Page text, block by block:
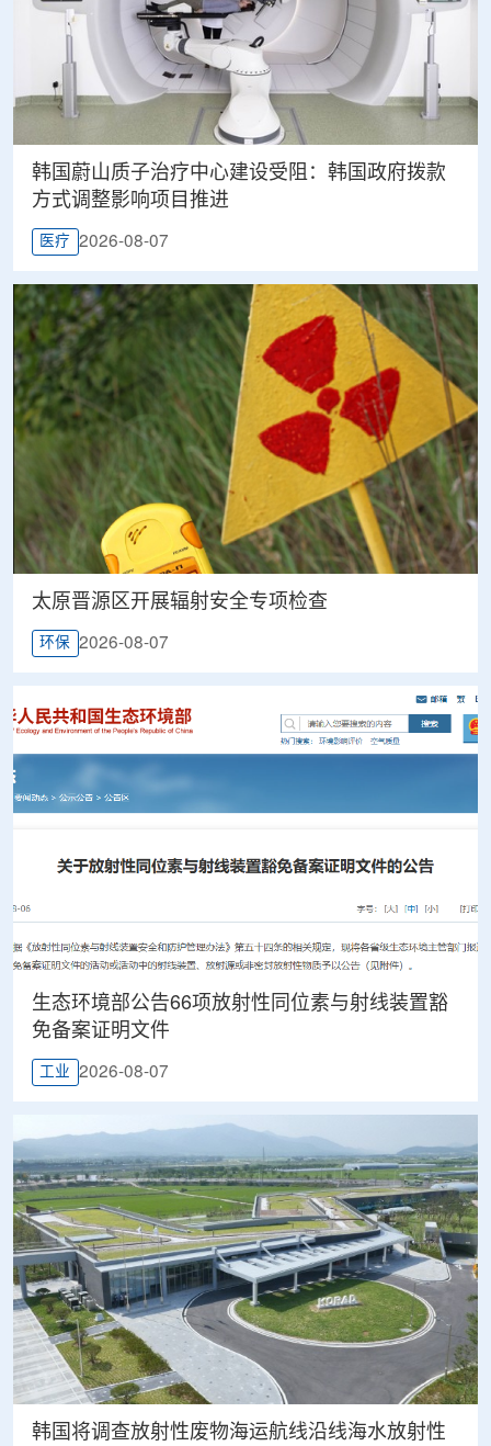
韩国蔚山质子治疗中心建设受阻：韩国政府拨款
方式调整影响项目推进
医疗 2026-08-07
太原晋源区开展辐射安全专项检查
环保 2026-08-07
生态环境部公告66项放射性同位素与射线装置豁
免备案证明文件
工业 2026-08-07
韩国将调查放射性废物海运航线沿线海水放射性